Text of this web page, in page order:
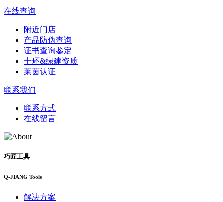
在线查询
附近门店
产品防伪查询
证书查询鉴定
十环&绿建资质
莱茵认证
联系我们
联系方式
在线留言
巧匠工具
Q-JIANG Tools
解决方案